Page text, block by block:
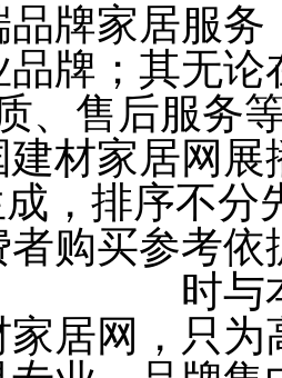
品牌家居服
品牌；其无
、售后服务
材家居网
，排序不分
购买参考
时与
家居网，只